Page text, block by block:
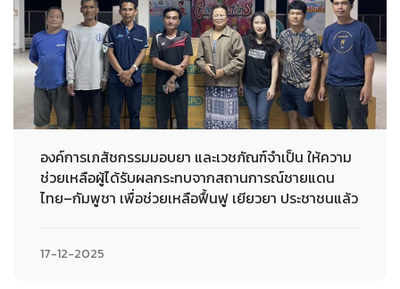
องค์การเภสัชกรรมมอบยา และเวชภัณฑ์จำเป็น ให้ความ
ช่วยเหลือผู้ได้รับผลกระทบจากสถานการณ์ชายแดน
ไทย–กัมพูชา เพื่อช่วยเหลือฟื้นฟู เยียวยา ประชาชนแล้ว
17-12-2025